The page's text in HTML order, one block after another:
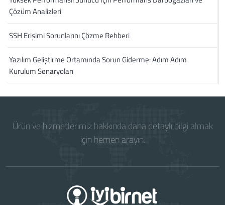
Çözüm Analizleri
SSH Erişimi Sorunlarını Çözme Rehberi
Yazılım Geliştirme Ortamında Sorun Giderme: Adım Adım
Kurulum Senaryoları
Ürün ve hizmetlerimiz hakkında daha detaylı bilgi almak
için hemen arayın.